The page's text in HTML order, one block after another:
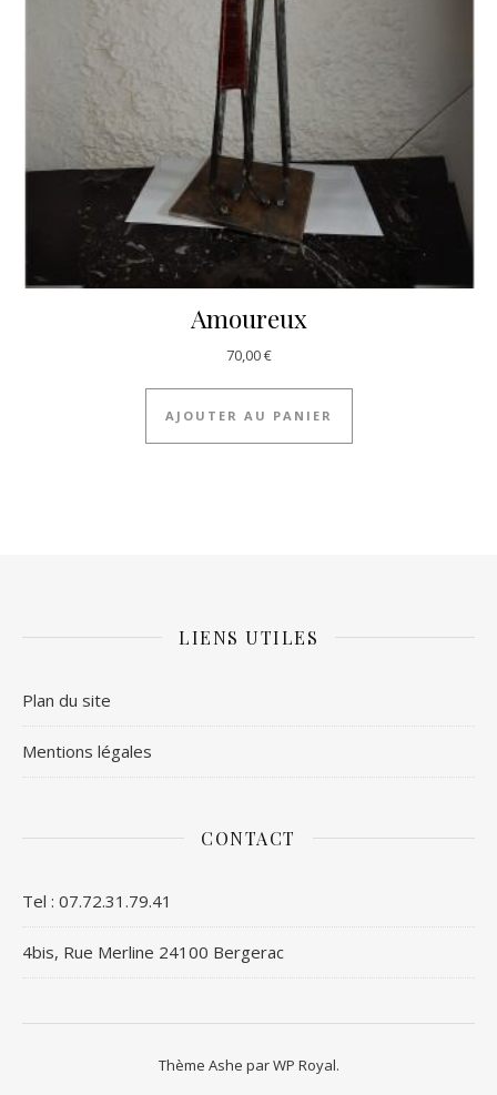
Amoureux
70,00€
AJOUTER AU PANIER
LIENS UTILES
Plan du site
Mentions légales
CONTACT
Tel : 07.72.31.79.41
4bis, Rue Merline 24100 Bergerac
Thème Ashe parWP Royal.